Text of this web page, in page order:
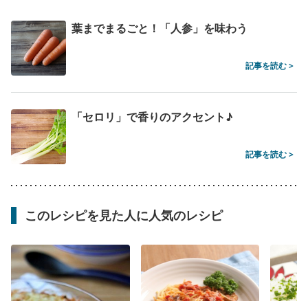
葉までまるごと！「人参」を味わう
記事を読む >
「セロリ」で香りのアクセント♪
記事を読む >
このレシピを見た人に人気のレシピ